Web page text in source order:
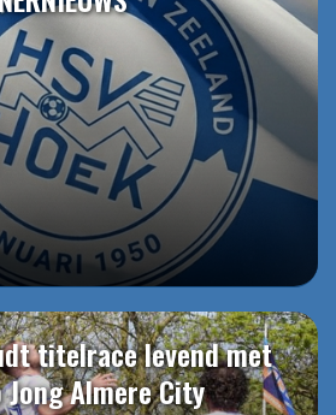
titelrace levend met
Almere City